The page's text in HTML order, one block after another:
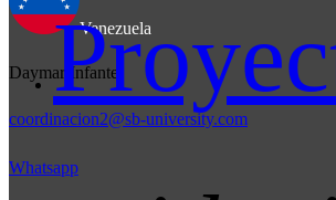
Venezuela
Daymar Infante
coordinacion2@sb-university.com
Whatsapp